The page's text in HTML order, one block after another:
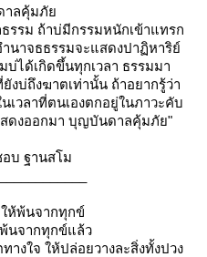
าลคุ้มภั
รรม ถ้าบ่มีกรรมหนักเข้าแทรก
นาจธธรรมจะแสดงปาฏิหาริย์
บ่ได้เกิดขึ้นทุกเวลา ธรรมมา
บ่ถึงฆาตเท่านั้น ถ้าอยากรู้ว่า
วลาที่ตนเองตกอยู่ในภาวะคับ
ดงออกมา บุญบันดาลคุ้มภัย"
บ ฐานสโม
ห้พ้นจากทุกข์
นจากทุกข์แล้ว
งใจ ให้ปล่อยวางละสิ่งทั้งปวง